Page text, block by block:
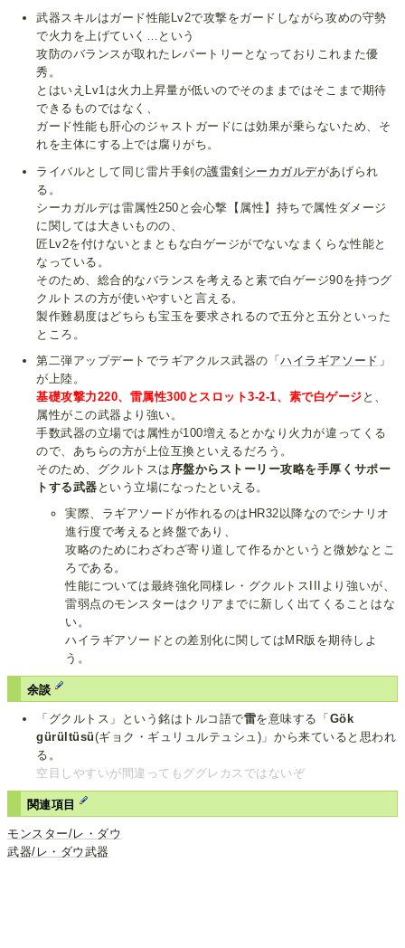
武器スキルはガード性能Lv2で攻撃をガードしながら攻めの守勢
で火力を上げていく…という
攻防のバランスが取れたレパートリーとなっておりこれまた優
秀。
とはいえLv1は火力上昇量が低いのでそのままではそこまで期待
できるものではなく、
ガード性能も肝心のジャストガードには効果が乗らないため、そ
れを主体にする上では腐りがち。
ライバルとして同じ雷片手剣の護雷剣シーカガルデがあげられ
る。
シーカガルデは雷属性250と会心撃【属性】持ちで属性ダメージ
に関しては大きいものの、
匠Lv2を付けないとまともな白ゲージがでないなまくらな性能と
なっている。
そのため、総合的なバランスを考えると素で白ゲージ90を持つグ
クルトスの方が使いやすいと言える。
製作難易度はどちらも宝玉を要求されるので五分と五分といった
ところ。
第二弾アップデートでラギアクルス武器の「ハイラギアソード 」
が上陸。
基礎攻撃力220、雷属性300とスロット3-2-1、素で白ゲージ と、
属性がこの武器より強い。
手数武器の立場では属性が100増えるとかなり火力が違ってくる
ので、あちらの方が上位互換といえるだろう。
そのため、グクルトスは 序盤からストーリー攻略を手厚くサポー
トする武器 という立場になったといえる。
実際、ラギアソードが作れるのはHR32以降なのでシナリオ
進行度で考えると終盤であり、
攻略のためにわざわざ寄り道して作るかというと微妙なとこ
ろである。
性能については最終強化同様レ・グクルトスIIIより強いが、
雷弱点のモンスターはクリアまでに新しく出てくることはな
い。
ハイラギアソードとの差別化に関してはMR版を期待しよ
う。
余談
「グクルトス」という銘はトルコ語で雷を意味する「 Gök
gürültüsü(ギョク・ギュリュルテュシュ)」から来ていると思われ
る。
空目しやすいが間違ってもググレカスではないぞ
関連項目
モンスター/レ・ダウ
武器/レ・ダウ武器